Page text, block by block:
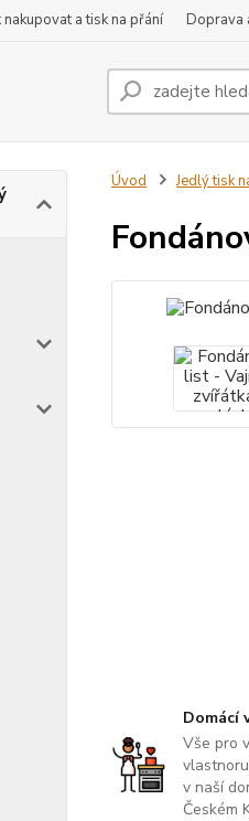
nakupovat a tisk na přání Doprava
Úvod Jedlý tisk
Domácí
Vše pro
v naší
Českém